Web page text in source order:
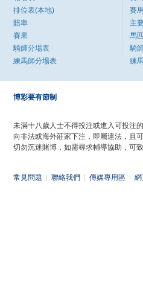
排位表(本地)
賠率
賽果
騎師分場表
練馬師分場表
賽
主
馬
騎
練
博彩要有節制
未滿十八歲人士不得投注或進入可投注的
向非法或海外莊家下注，即屬違法，且可
切勿沉迷賭博，如需尋求輔導協助，可
常見問題 聯絡我們 傳媒專用區